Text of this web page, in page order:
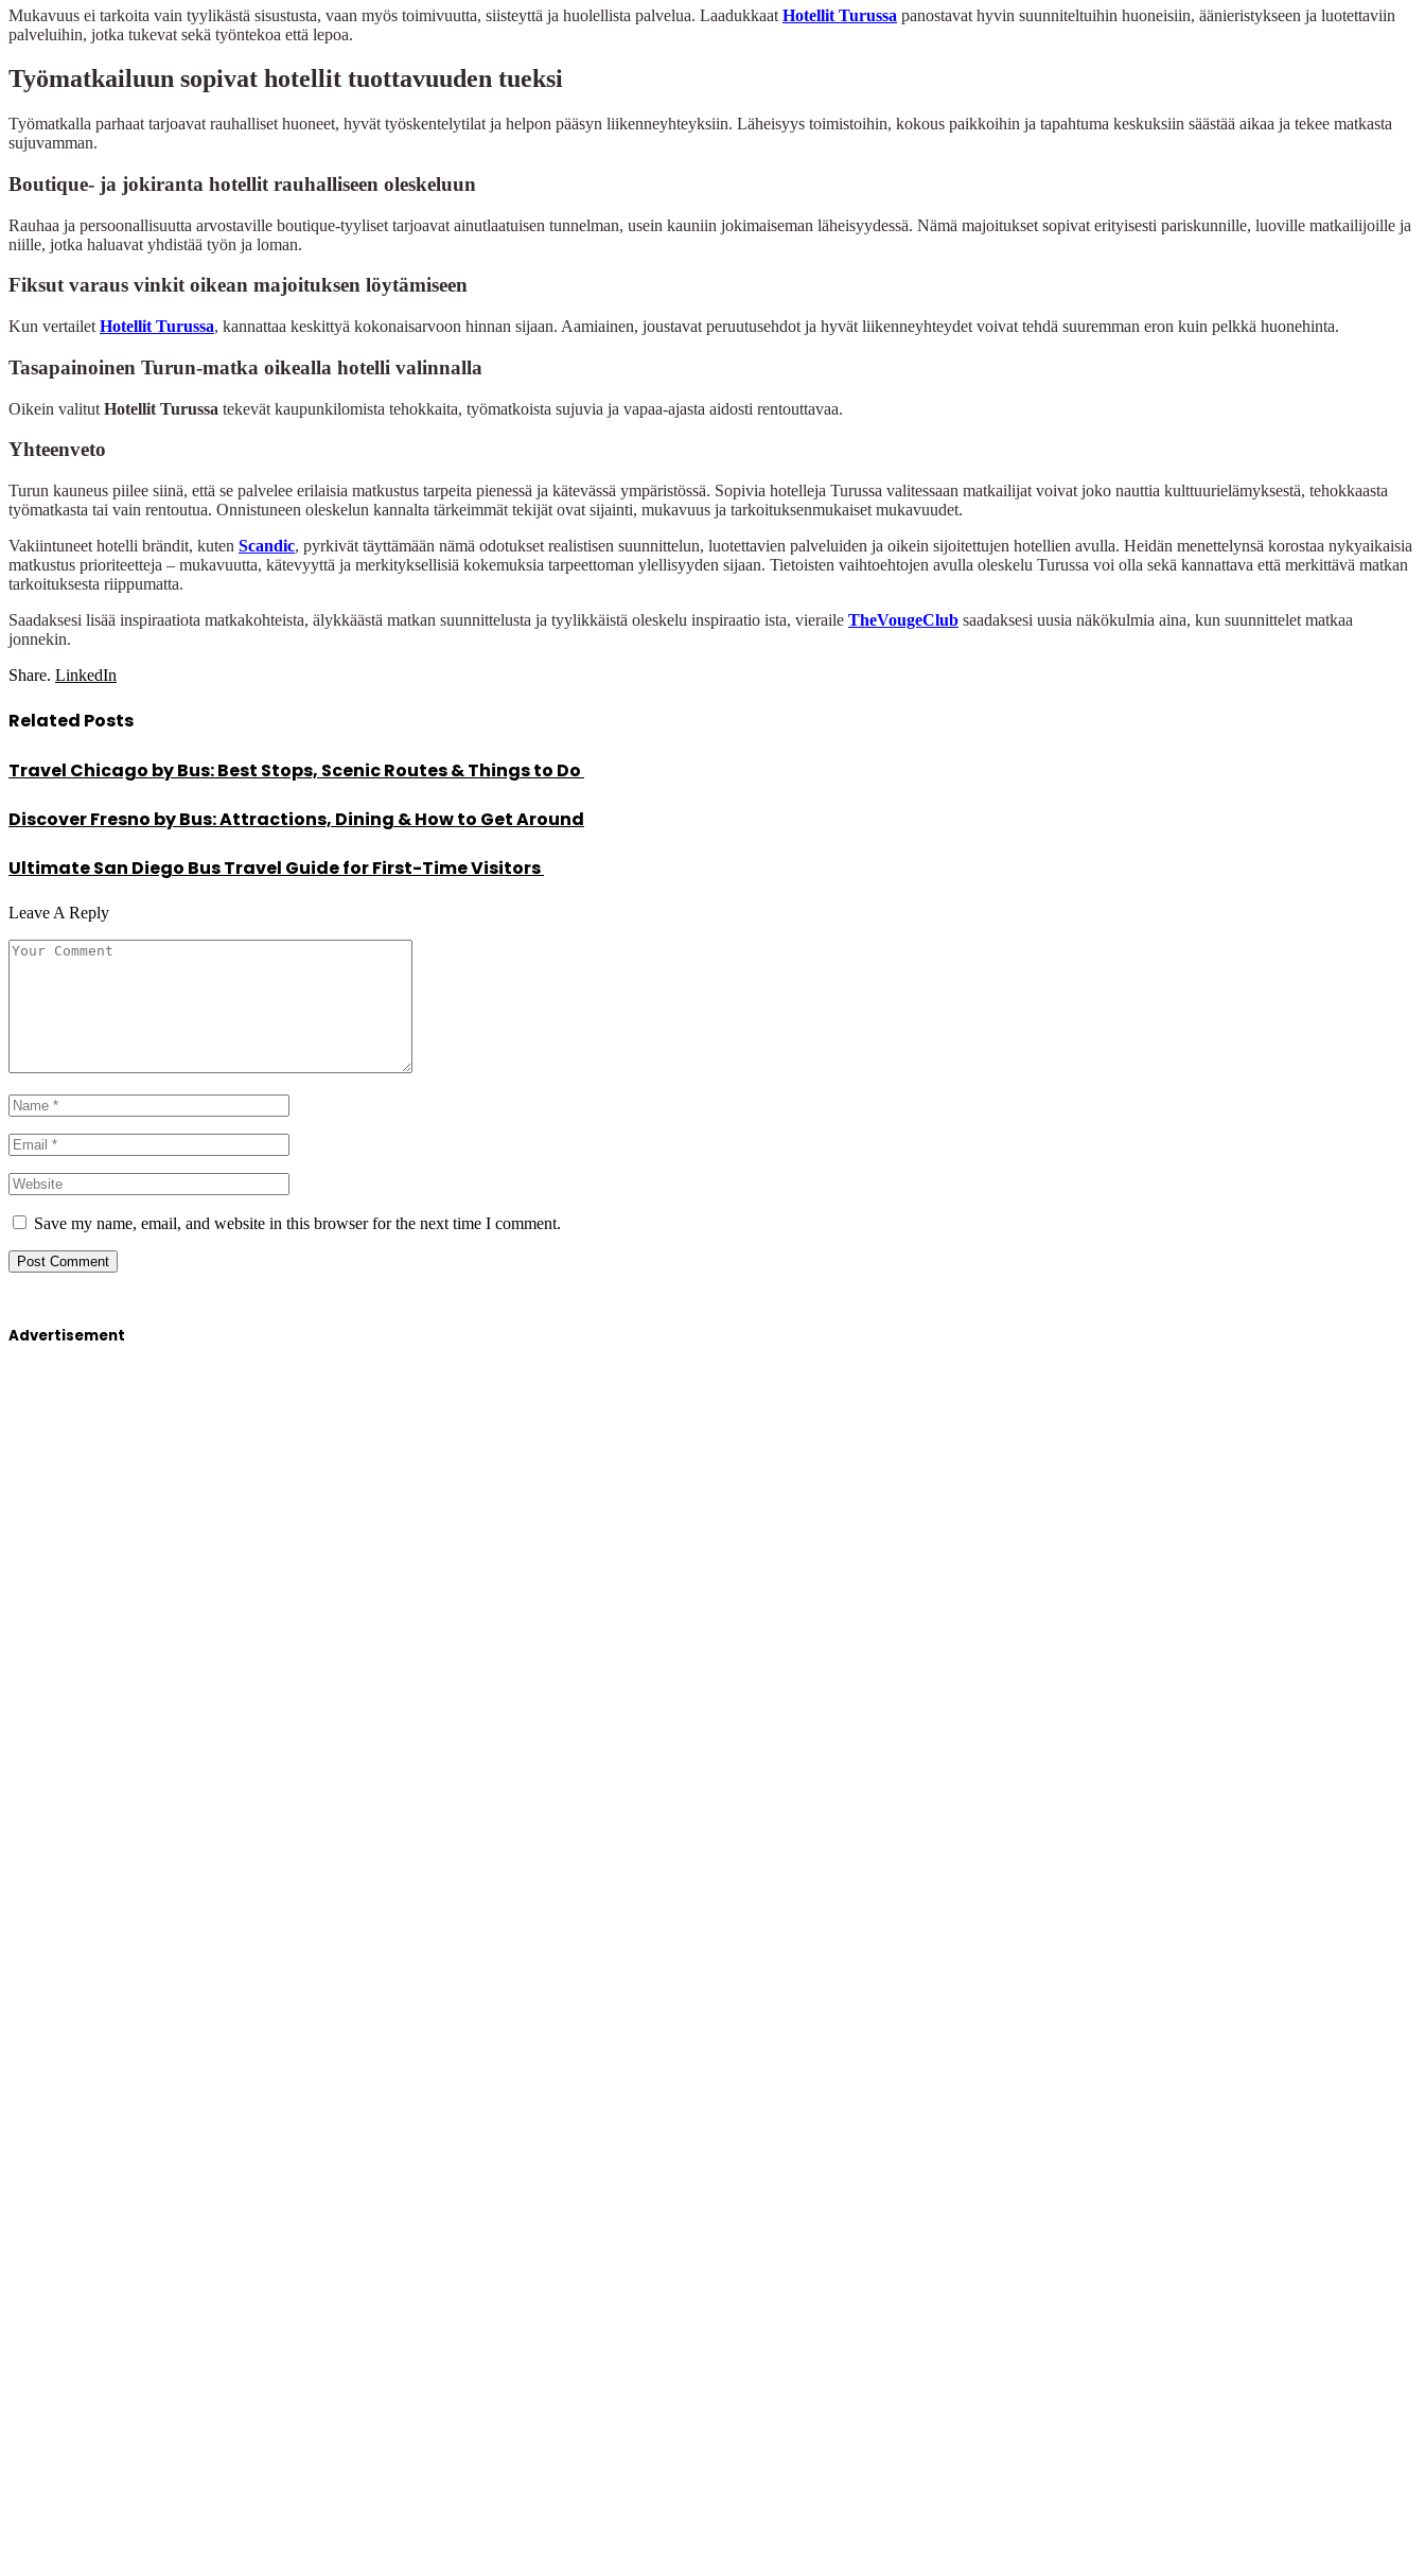
Mukavuus ei tarkoita vain tyylikästä sisustusta, vaan myös toimivuutta, siisteyttä ja huolellista palvelua. Laadukkaat Hotellit Turussa panostavat hyvin suunniteltuihin huoneisiin, äänieristykseen ja luotettaviin
palveluihin, jotka tukevat sekä työntekoa että lepoa.
Työmatkailuun sopivat hotellit tuottavuuden tueksi
Työmatkalla parhaat tarjoavat rauhalliset huoneet, hyvät työskentelytilat ja helpon pääsyn liikenneyhteyksiin. Läheisyys toimistoihin, kokous paikkoihin ja tapahtuma keskuksiin säästää aikaa ja tekee matkasta
sujuvamman.
Boutique- ja jokiranta hotellit rauhalliseen oleskeluun
Rauhaa ja persoonallisuutta arvostaville boutique-tyyliset tarjoavat ainutlaatuisen tunnelman, usein kauniin jokimaiseman läheisyydessä. Nämä majoitukset sopivat erityisesti pariskunnille, luoville matkailijoille ja
niille, jotka haluavat yhdistää työn ja loman.
Fiksut varaus vinkit oikean majoituksen löytämiseen
Kun vertailet Hotellit Turussa, kannattaa keskittyä kokonaisarvoon hinnan sijaan. Aamiainen, joustavat peruutusehdot ja hyvät liikenneyhteydet voivat tehdä suuremman eron kuin pelkkä huonehinta.
Tasapainoinen Turun-matka oikealla hotelli valinnalla
Oikein valitut Hotellit Turussa tekevät kaupunkilomista tehokkaita, työmatkoista sujuvia ja vapaa-ajasta aidosti rentouttavaa.
Yhteenveto
Turun kauneus piilee siinä, että se palvelee erilaisia ​​matkustus tarpeita pienessä ja kätevässä ympäristössä. Sopivia hotelleja Turussa valitessaan matkailijat voivat joko nauttia kulttuurielämyksestä, tehokkaasta
työmatkasta tai vain rentoutua. Onnistuneen oleskelun kannalta tärkeimmät tekijät ovat sijainti, mukavuus ja tarkoituksenmukaiset mukavuudet.
Vakiintuneet hotelli brändit, kuten Scandic, pyrkivät täyttämään nämä odotukset realistisen suunnittelun, luotettavien palveluiden ja oikein sijoitettujen hotellien avulla. Heidän menettelynsä korostaa nykyaikaisia ​​
matkustus prioriteetteja – mukavuutta, kätevyyttä ja merkityksellisiä kokemuksia tarpeettoman ylellisyyden sijaan. Tietoisten vaihtoehtojen avulla oleskelu Turussa voi olla sekä kannattava että merkittävä matkan
tarkoituksesta riippumatta.
Saadaksesi lisää inspiraatiota matkakohteista, älykkäästä matkan suunnittelusta ja tyylikkäistä oleskelu inspiraatio ista, vieraile TheVougeClub saadaksesi uusia näkökulmia aina, kun suunnittelet matkaa
jonnekin.
Share. LinkedIn
Related Posts
Travel Chicago by Bus: Best Stops, Scenic Routes & Things to Do
Discover Fresno by Bus: Attractions, Dining & How to Get Around
Ultimate San Diego Bus Travel Guide for First-Time Visitors
Leave A Reply
Save my name, email, and website in this browser for the next time I comment.
Advertisement